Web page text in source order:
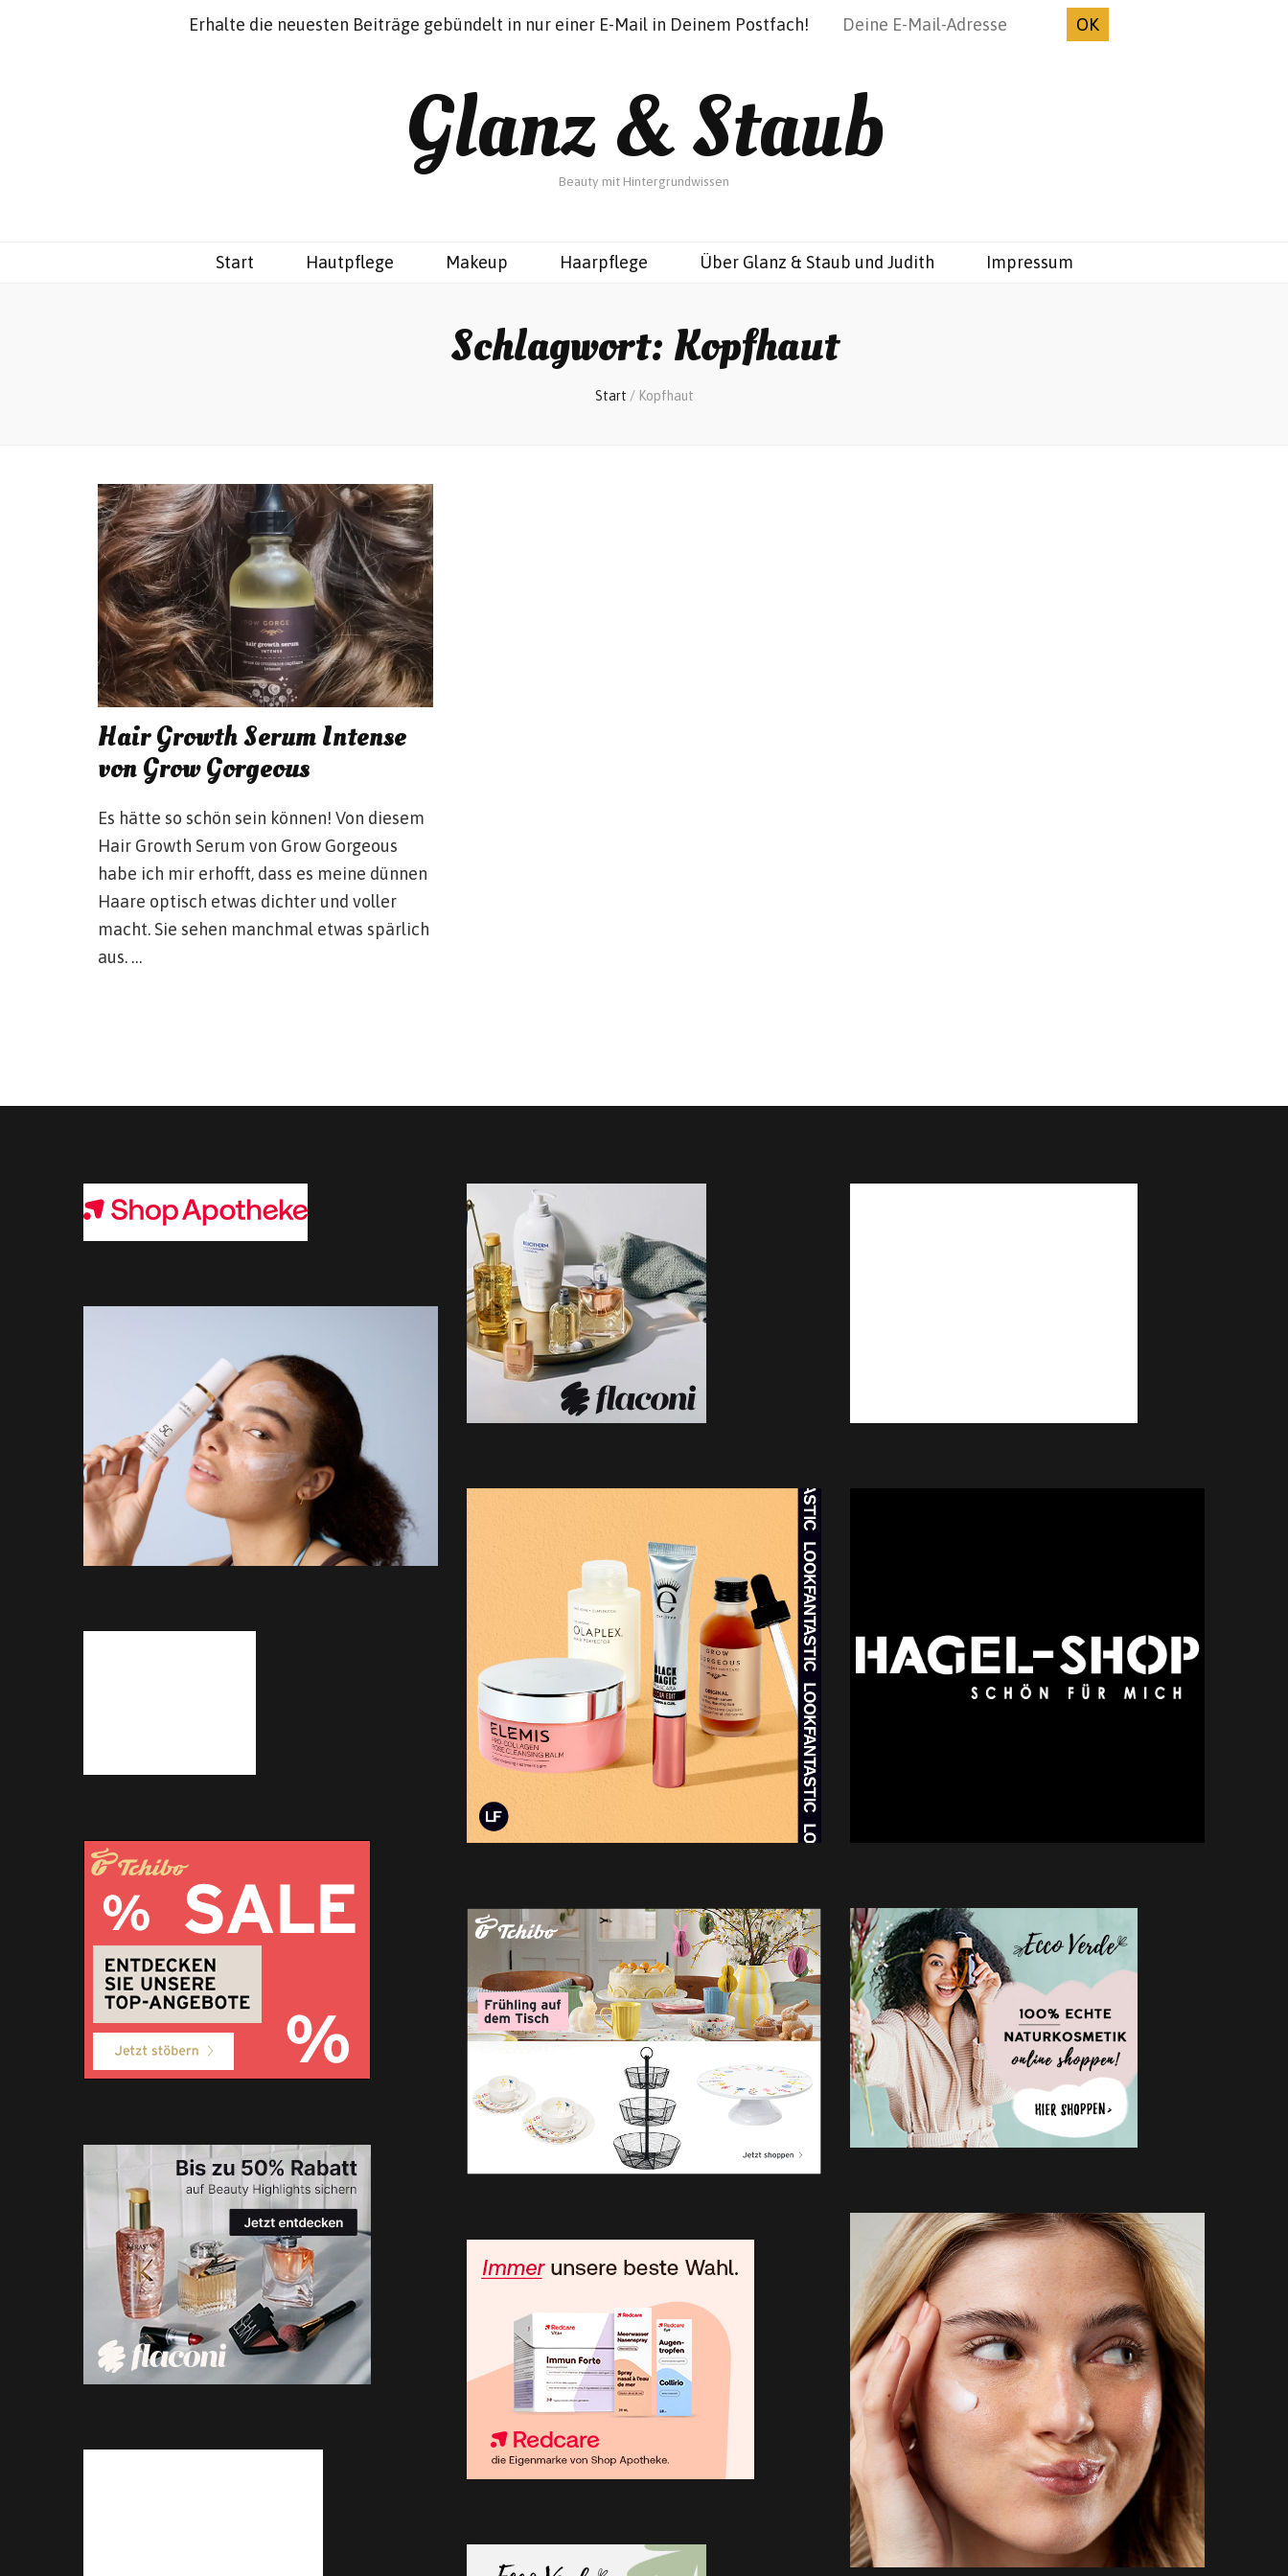
Datenschutz
Glanz & Staub
Beauty mit Hintergrundwissen
Start Hautpflege Makeup Haarpflege Über Glanz & Staub und Judith Impressum
Schlagwort: Kopfhaut
Start / Kopfhaut
Hair Growth Serum Intense
von Grow Gorgeous
Es hätte so schön sein können! Von diesem
Hair Growth Serum von Grow Gorgeous
habe ich mir erhofft, dass es meine dünnen
Haare optisch etwas dichter und voller
macht. Sie sehen manchmal etwas spärlich
aus. …
Erhalte die neuesten Beiträge gebündelt in nur einer E-Mail in Deinem Postfach!